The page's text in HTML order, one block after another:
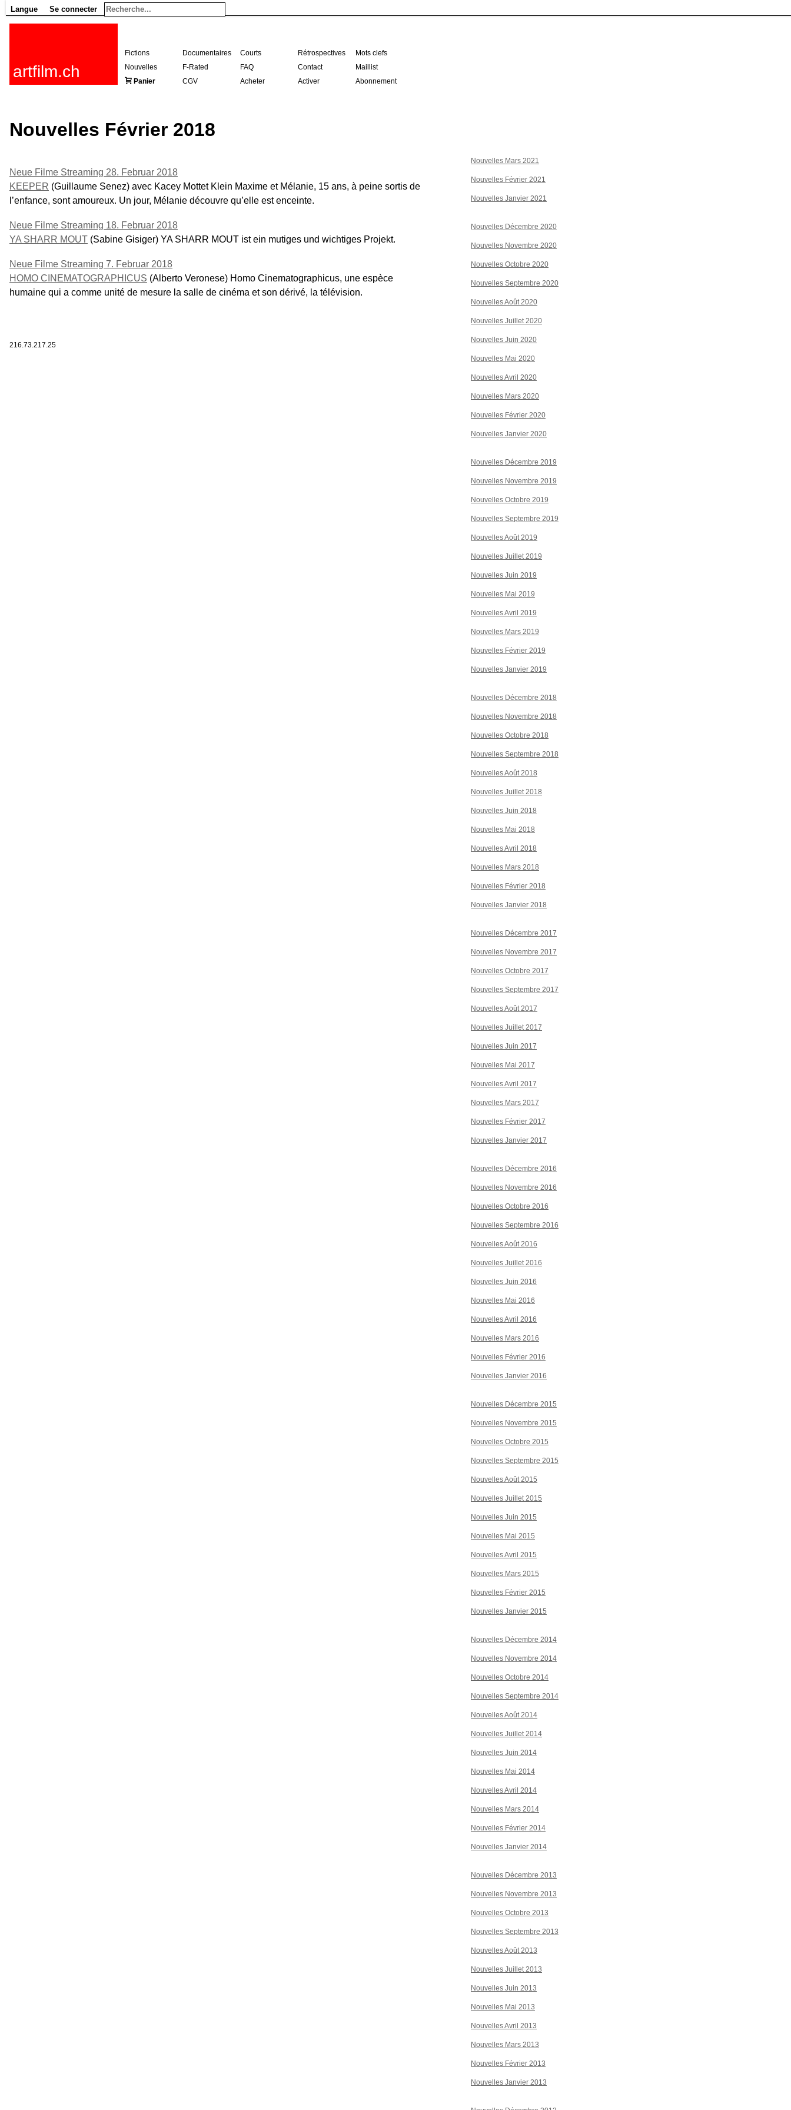
Langue Se connecter
artfilm.ch
Fictions Documentaires Courts Rétrospectives
Mots clefs
Nouvelles
F-Rated FAQ Contact
Maillist
Panier
CGV Acheter Activer Abonnement
Nouvelles Février 2018
Nouvelles Mars 2021
Nouvelles Février 2021
Nouvelles Janvier 2021
Nouvelles Décembre 2020
Nouvelles Novembre 2020
Nouvelles Octobre 2020
Nouvelles Septembre 2020
Nouvelles Août 2020
Nouvelles Juillet 2020
Nouvelles Juin 2020
Nouvelles Mai 2020
Nouvelles Avril 2020
Nouvelles Mars 2020
Nouvelles Février 2020
Nouvelles Janvier 2020
Nouvelles Décembre 2019
Nouvelles Novembre 2019
Nouvelles Octobre 2019
Nouvelles Septembre 2019
Nouvelles Août 2019
Nouvelles Juillet 2019
Nouvelles Juin 2019
Nouvelles Mai 2019
Nouvelles Avril 2019
Nouvelles Mars 2019
Nouvelles Février 2019
Nouvelles Janvier 2019
Nouvelles Décembre 2018
Nouvelles Novembre 2018
Nouvelles Octobre 2018
Nouvelles Septembre 2018
Nouvelles Août 2018
Nouvelles Juillet 2018
Nouvelles Juin 2018
Nouvelles Mai 2018
Nouvelles Avril 2018
Nouvelles Mars 2018
Nouvelles Février 2018
Nouvelles Janvier 2018
Nouvelles Décembre 2017
Nouvelles Novembre 2017
Nouvelles Octobre 2017
Nouvelles Septembre 2017
Nouvelles Août 2017
Nouvelles Juillet 2017
Nouvelles Juin 2017
Nouvelles Mai 2017
Nouvelles Avril 2017
Nouvelles Mars 2017
Nouvelles Février 2017
Nouvelles Janvier 2017
Nouvelles Décembre 2016
Nouvelles Novembre 2016
Nouvelles Octobre 2016
Nouvelles Septembre 2016
Nouvelles Août 2016
Nouvelles Juillet 2016
Nouvelles Juin 2016
Nouvelles Mai 2016
Nouvelles Avril 2016
Nouvelles Mars 2016
Nouvelles Février 2016
Nouvelles Janvier 2016
Nouvelles Décembre 2015
Nouvelles Novembre 2015
Nouvelles Octobre 2015
Nouvelles Septembre 2015
Nouvelles Août 2015
Nouvelles Juillet 2015
Nouvelles Juin 2015
Nouvelles Mai 2015
Nouvelles Avril 2015
Nouvelles Mars 2015
Nouvelles Février 2015
Nouvelles Janvier 2015
Nouvelles Décembre 2014
Nouvelles Novembre 2014
Nouvelles Octobre 2014
Nouvelles Septembre 2014
Nouvelles Août 2014
Nouvelles Juillet 2014
Nouvelles Juin 2014
Nouvelles Mai 2014
Nouvelles Avril 2014
Nouvelles Mars 2014
Nouvelles Février 2014
Nouvelles Janvier 2014
Nouvelles Décembre 2013
Nouvelles Novembre 2013
Nouvelles Octobre 2013
Nouvelles Septembre 2013
Nouvelles Août 2013
Nouvelles Juillet 2013
Nouvelles Juin 2013
Nouvelles Mai 2013
Nouvelles Avril 2013
Nouvelles Mars 2013
Nouvelles Février 2013
Nouvelles Janvier 2013
Neue Filme Streaming 28. Februar 2018
KEEPER (Guillaume Senez) avec Kacey Mottet Klein Maxime et Mélanie, 15 ans, à peine sortis de
l’enfance, sont amoureux. Un jour, Mélanie découvre qu’elle est enceinte.
Neue Filme Streaming 18. Februar 2018
YA SHARR MOUT (Sabine Gisiger) YA SHARR MOUT ist ein mutiges und wichtiges Projekt.
Neue Filme Streaming 7. Februar 2018
HOMO CINEMATOGRAPHICUS (Alberto Veronese) Homo Cinematographicus, une espèce
humaine qui a comme unité de mesure la salle de cinéma et son dérivé, la télévision.
216.73.217.25